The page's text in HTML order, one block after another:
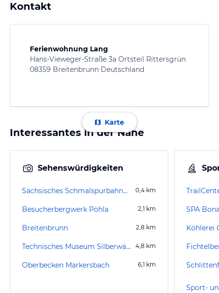
Kontakt
Ferienwohnung Lang
Hans-Vieweger-Straße 3a Ortsteil Rittersgrün
08359 Breitenbrunn Deutschland
Karte
Interessantes in der Nähe
Sehenswürdigkeiten
Sächsisches Schmalspurbahnmuseum Rittersgrün 0,4 km
Besucherbergwerk Pöhla 2,1 km
Breitenbrunn 2,8 km
Technisches Museum Silberwäsche Antonsthal 4,8 km
Oberbecken Markersbach 6,1 km
SPA
Köhlerei
Sport-